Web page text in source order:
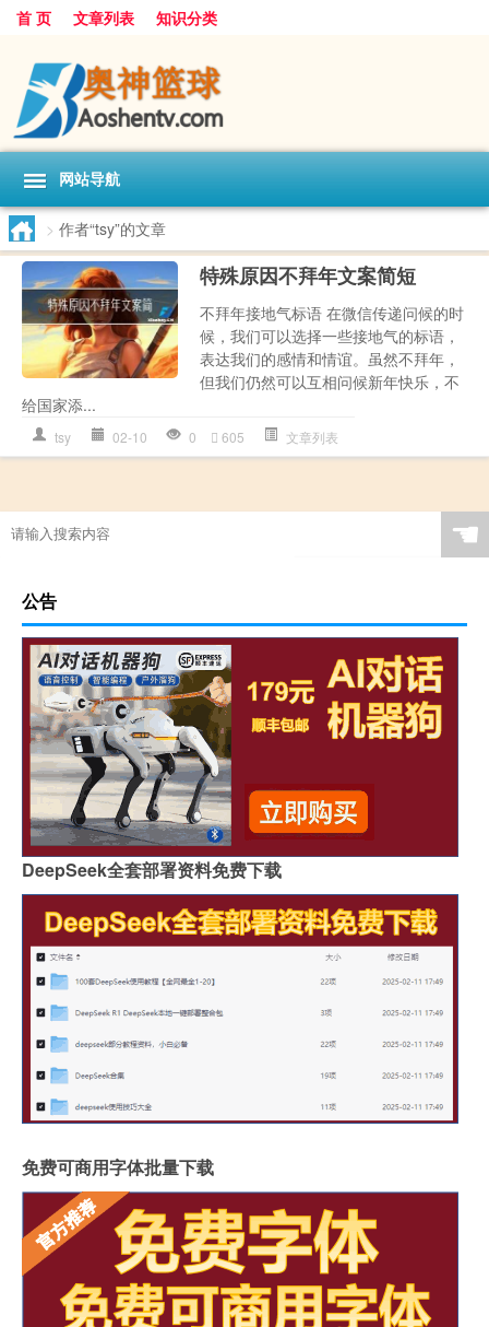
首 页 文章列表 知识分类
网站导航
> 作者“tsy”的文章
特殊原因不拜年文案简短
不拜年接地气标语 在微信传递问候的时
候，我们可以选择一些接地气的标语，
表达我们的感情和情谊。虽然不拜年，
但我们仍然可以互相问候新年快乐，不
给国家添...
tsy 02-10 0 605 文章列表
☚
公告
DeepSeek全套部署资料免费下载
免费可商用字体批量下载